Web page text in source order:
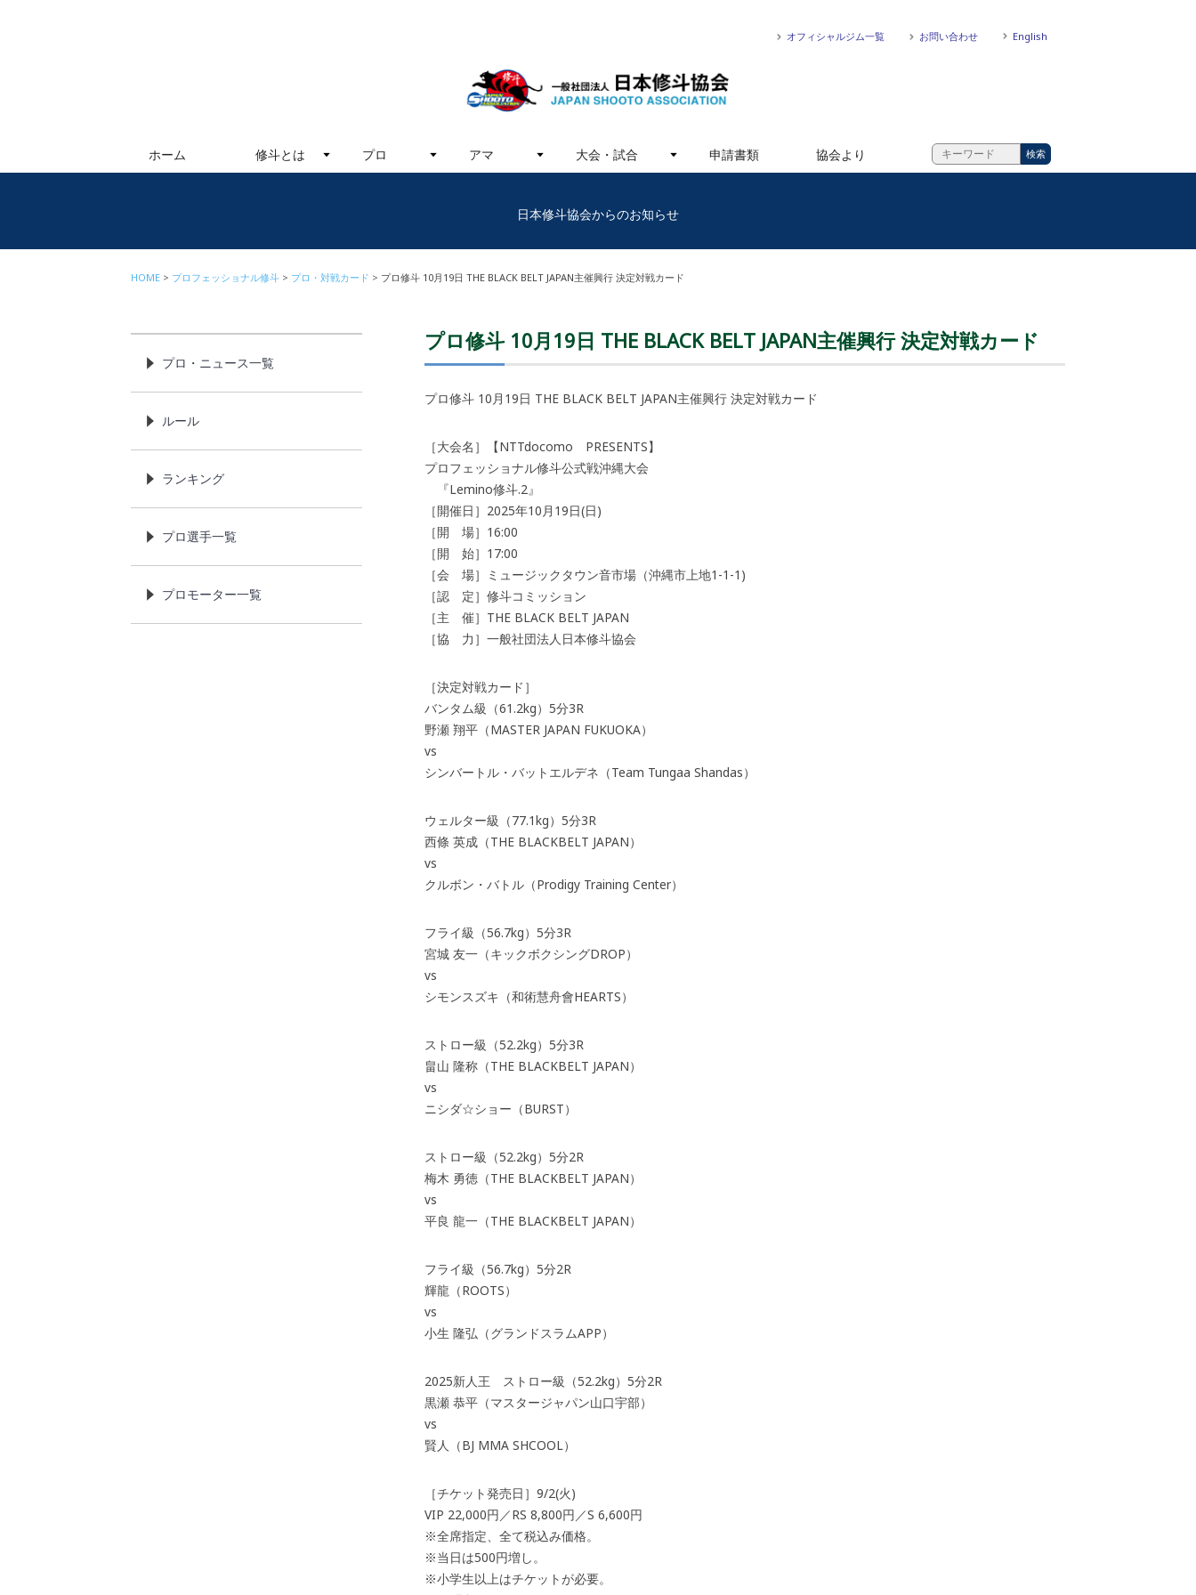
オフィシャルジム一覧 お問い合わせ English
ホーム 修斗とは プロ アマ 大会・試合 申請書類 協会より
日本修斗協会からのお知らせ
HOME プロフェッショナル修斗 プロ・対戦カード プロ修斗 10月19日 THE BLACK BELT JAPAN主催興行 決定対戦カード
プロ修斗 10月19日 THE BLACK BELT JAPAN主催興行 決定対戦カード
プロ修斗 10月19日 THE BLACK BELT JAPAN主催興行 決定対戦カード
［大会名］【NTTdocomo PRESENTS】
プロフェッショナル修斗公式戦沖縄大会
『Lemino修斗.2』
［開催日］2025年10月19日(日)
［開 場］16:00
［開 始］17:00
［会 場］ミュージックタウン音市場（沖縄市上地1-1-1)
［認 定］修斗コミッション
［主 催］THE BLACK BELT JAPAN
［協 力］一般社団法人日本修斗協会
［決定対戦カード］
バンタム級（61.2kg）5分3R
野瀬 翔平（MASTER JAPAN FUKUOKA）
vs
シンバートル・バットエルデネ（Team Tungaa Shandas）
ウェルター級（77.1kg）5分3R
西條 英成（THE BLACKBELT JAPAN）
vs
クルボン・バトル（Prodigy Training Center）
フライ級（56.7kg）5分3R
宮城 友一（キックボクシングDROP）
vs
シモンスズキ（和術慧舟會HEARTS）
ストロー級（52.2kg）5分3R
畠山 隆称（THE BLACKBELT JAPAN）
vs
ニシダ☆ショー（BURST）
ストロー級（52.2kg）5分2R
梅木 勇徳（THE BLACKBELT JAPAN）
vs
平良 龍一（THE BLACKBELT JAPAN）
フライ級（56.7kg）5分2R
輝龍（ROOTS）
vs
小生 隆弘（グランドスラムAPP）
2025新人王 ストロー級（52.2kg）5分2R
黒瀬 恭平（マスタージャパン山口宇部）
vs
賢人（BJ MMA SHCOOL）
［チケット発売日］9/2(火)
VIP 22,000円／RS 8,800円／S 6,600円
※全席指定、全て税込み価格。
※当日は500円増し。
※小学生以上はチケットが必要。
プロ・ニュース一覧
ルール
ランキング
プロ選手一覧
プロモーター一覧